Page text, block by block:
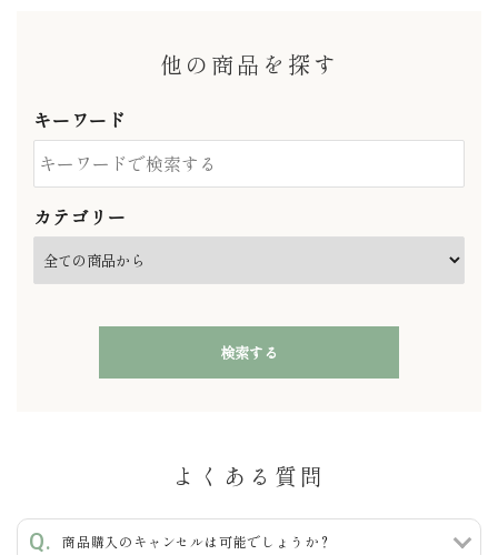
他の商品を探す
キーワード
カテゴリー
検索する
よくある質問
商品購入のキャンセルは可能でしょうか？